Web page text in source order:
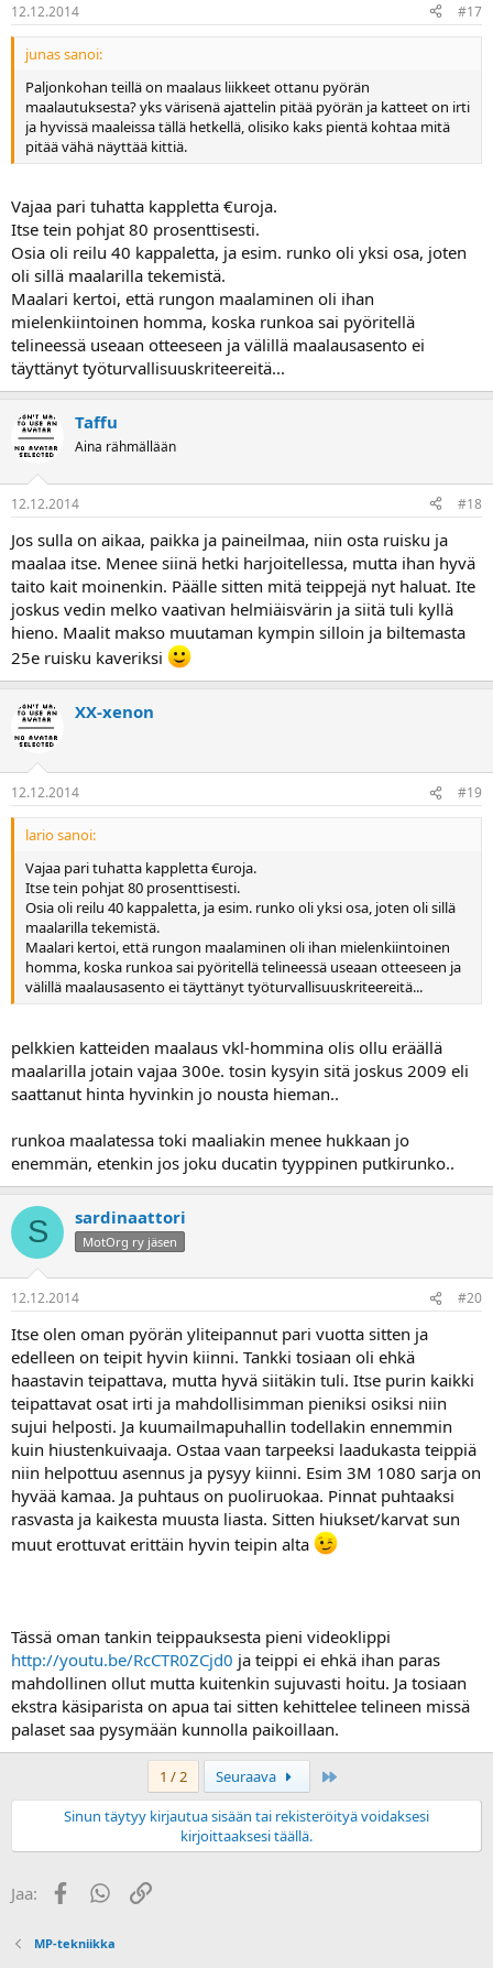
12.12.2014 #17
junas sanoi:
Paljonkohan teillä on maalaus liikkeet ottanu pyörän
maalautuksesta? yks värisenä ajattelin pitää pyörän ja katteet on irti
ja hyvissä maaleissa tällä hetkellä, olisiko kaks pientä kohtaa mitä
pitää vähä näyttää kittiä.
Vajaa pari tuhatta kappletta €uroja.
Itse tein pohjat 80 prosenttisesti.
Osia oli reilu 40 kappaletta, ja esim. runko oli yksi osa, joten
oli sillä maalarilla tekemistä.
Maalari kertoi, että rungon maalaminen oli ihan
mielenkiintoinen homma, koska runkoa sai pyöritellä
telineessä useaan otteeseen ja välillä maalausasento ei
täyttänyt työturvallisuuskriteereitä...
Taffu
Aina rähmällään
12.12.2014 #18
Jos sulla on aikaa, paikka ja paineilmaa, niin osta ruisku ja
maalaa itse. Menee siinä hetki harjoitellessa, mutta ihan hyvä
taito kait moinenkin. Päälle sitten mitä teippejä nyt haluat. Ite
joskus vedin melko vaativan helmiäisvärin ja siitä tuli kyllä
hieno. Maalit makso muutaman kympin silloin ja biltemasta
25e ruisku kaveriksi
XX-xenon
12.12.2014 #19
lario sanoi:
Vajaa pari tuhatta kappletta €uroja.
Itse tein pohjat 80 prosenttisesti.
Osia oli reilu 40 kappaletta, ja esim. runko oli yksi osa, joten oli sillä
maalarilla tekemistä.
Maalari kertoi, että rungon maalaminen oli ihan mielenkiintoinen
homma, koska runkoa sai pyöritellä telineessä useaan otteeseen ja
välillä maalausasento ei täyttänyt työturvallisuuskriteereitä...
pelkkien katteiden maalaus vkl-hommina olis ollu eräällä
maalarilla jotain vajaa 300e. tosin kysyin sitä joskus 2009 eli
saattanut hinta hyvinkin jo nousta hieman..
runkoa maalatessa toki maaliakin menee hukkaan jo
enemmän, etenkin jos joku ducatin tyyppinen putkirunko..
S sardinaattori
MotOrg ry jäsen
12.12.2014 #20
Itse olen oman pyörän yliteipannut pari vuotta sitten ja
edelleen on teipit hyvin kiinni. Tankki tosiaan oli ehkä
haastavin teipattava, mutta hyvä siitäkin tuli. Itse purin kaikki
teipattavat osat irti ja mahdollisimman pieniksi osiksi niin
sujui helposti. Ja kuumailmapuhallin todellakin ennemmin
kuin hiustenkuivaaja. Ostaa vaan tarpeeksi laadukasta teippiä
niin helpottuu asennus ja pysyy kiinni. Esim 3M 1080 sarja on
hyvää kamaa. Ja puhtaus on puoliruokaa. Pinnat puhtaaksi
rasvasta ja kaikesta muusta liasta. Sitten hiukset/karvat sun
muut erottuvat erittäin hyvin teipin alta
Tässä oman tankin teippauksesta pieni videoklippi
http://youtu.be/RcCTR0ZCjd0 ja teippi ei ehkä ihan paras
mahdollinen ollut mutta kuitenkin sujuvasti hoitu. Ja tosiaan
ekstra käsiparista on apua tai sitten kehittelee telineen missä
palaset saa pysymään kunnolla paikoillaan.
1 / 2 Seuraava
Sinun täytyy kirjautua sisään tai rekisteröityä voidaksesi
kirjoittaaksesi täällä.
Jaa: FacebookWhatsApp
Linkki
MP-tekniikka